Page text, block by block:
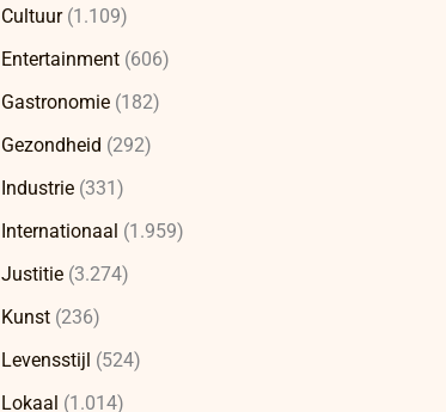
Cultuur(1.109)
Entertainment (606)
Gastronomie (182)
Gezondheid (292)
Industrie (331)
Internationaal (1.959)
Justitie (3.274)
Kunst (236)
Levensstijl (524)
Lokaal (1.014)